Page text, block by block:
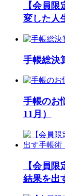
【会員
変した人
手帳総決
手帳のお
11月）
【会員
結果を出